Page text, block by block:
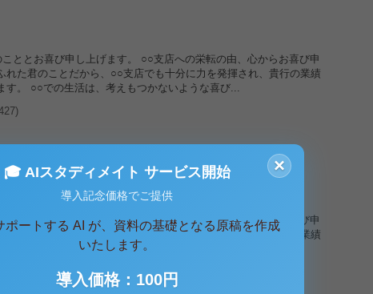
ととお喜び申し上げます。 ○○支店への栄転の由、心からお喜び申
れた君のことだから、○○支店でも十分に力を発揮され、貴行の業績
す。 ○○での生活は、考えもつかないような喜び...
ととお喜び申し上げます。 ○○支店への栄転の由、心からお喜び申
れた君のことだから、○○支店でも十分に力を発揮され、貴行の業績
す。 ○○での生活は、考えもつかないような喜び...
×
🎓 AIスタディメイト サービス開始
導入記念価格でご提供
ポートする AI が、資料の基礎となる原稿を作成
いたします。
導入価格：100円